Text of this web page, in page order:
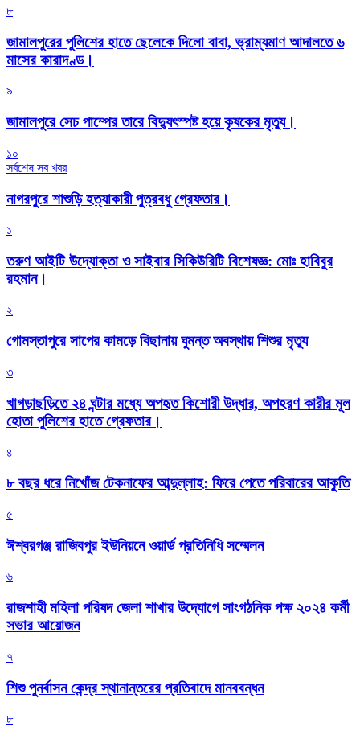
৮
জামালপুরের পুলিশের হাতে ছেলেকে দিলো বাবা, ভ্রাম্যমাণ আদালতে ৬
মাসের কারাদণ্ড।
৯
জামালপুরে সেচ পাম্পের তারে বিদ্যুৎস্পষ্ট হয়ে কৃষকের মৃত্যু।
১০
সর্বশেষ সব খবর
নাগরপুরে শাশুড়ি হত্যাকারী পুত্রবধু গ্রেফতার।
১
তরুণ আইটি উদ্যোক্তা ও সাইবার সিকিউরিটি বিশেষজ্ঞ: মোঃ হাবিবুর
রহমান।
২
গোমস্তাপুরে সাপের কামড়ে বিছানায় ঘুমন্ত অবস্থায় শিশুর মৃত্যু
৩
খাগড়াছড়িতে ২৪ ঘন্টার মধ্যে অপহৃত কিশোরী উদ্ধার, অপহরণ কারীর মূল
হোতা পুলিশের হাতে গ্রেফতার।
৪
৮ বছর ধরে নিখোঁজ টেকনাফের আব্দুল্লাহ: ফিরে পেতে পরিবারের আকুতি
৫
ঈশ্বরগঞ্জ রাজিবপুর ইউনিয়নে ওয়ার্ড প্রতিনিধি সম্মেলন
৬
রাজশাহী মহিলা পরিষদ জেলা শাখার উদ্যোগে সাংগঠনিক পক্ষ ২০২৪ কর্মী
সভার আয়োজন
৭
শিশু পুনর্বাসন কেন্দ্র স্থানান্তরের প্রতিবাদে মানববন্ধন
৮